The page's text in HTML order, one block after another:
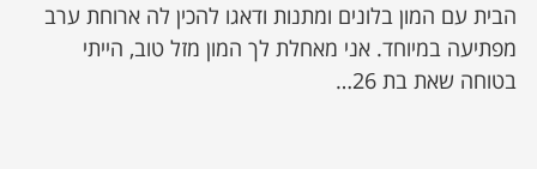
עסקים
הבית עם המון בלונים ומתנות ודאגו להכין לה ארוחת ערב
מפתיעה במיוחד. אני מאחלת לך המון מזל טוב, הייתי
בטוחה שאת בת 26…